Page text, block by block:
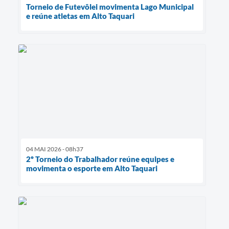
Torneio de Futevôlei movimenta Lago Municipal
e reúne atletas em Alto Taquari
04 MAI 2026 - 08h37
2º Torneio do Trabalhador reúne equipes e
movimenta o esporte em Alto Taquari